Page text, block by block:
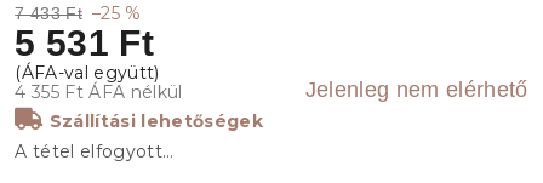
7 433 Ft –25 %
5 531 Ft
4 355 Ft ÁFA nélkül Jelenleg nem elérhető
Szállítási lehetőségek
A tétel elfogyott…